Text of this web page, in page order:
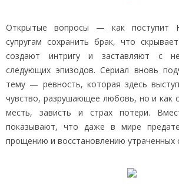
Открытые вопросы — как поступит
супругам сохранить брак, что
создают интригу и заставляют с
следующих эпизодов. Сериал вновь
тему — ревность, которая здесь
чувство, разрушающее любовь, но и как
месть, зависть и страх потери.
показывают, что даже в мире
прощению и восстановлению утраченных